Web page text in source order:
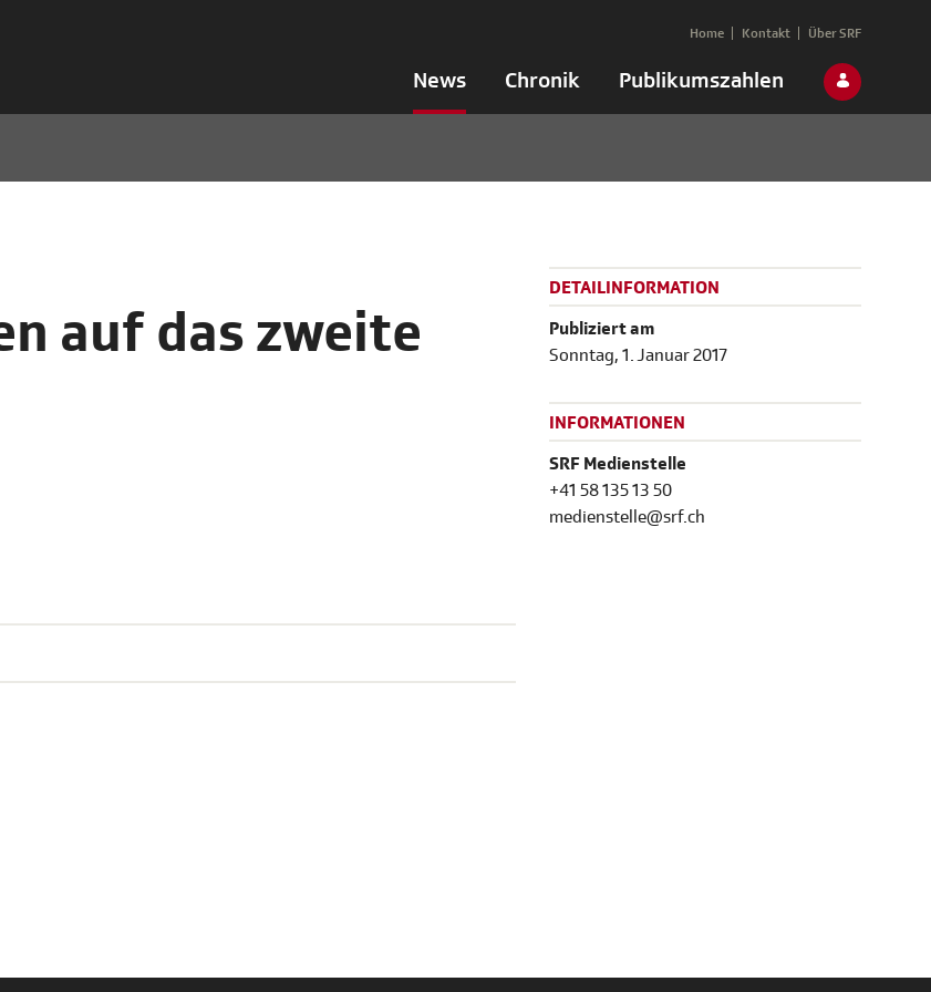
News Chronik Publikumszahlen
Home Kontakt Über SRF
auf das zweite
DETAILINFORMATION
Publiziert am
Sonntag, 1. Januar 2017
INFORMATIONEN
SRF Medienstelle
+41 58 135 13 50
medienstelle@srf.ch